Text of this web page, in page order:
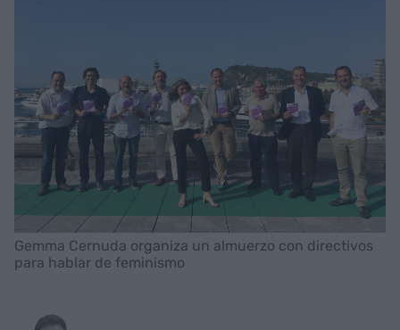
Gemma Cernuda organiza un almuerzo con directivos
para hablar de feminismo